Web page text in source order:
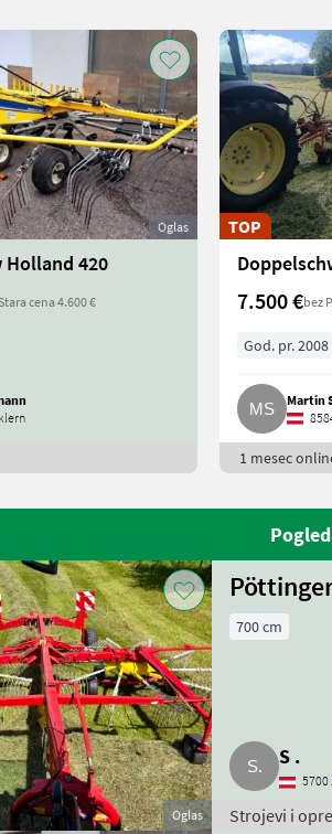
Oglas
Holland 420
cena 4.600 €
TOP
7.500 €bez
God. pr. 2008
Martin
1 mesec
Oglas
700 cm
S .
5700
Strojevi i